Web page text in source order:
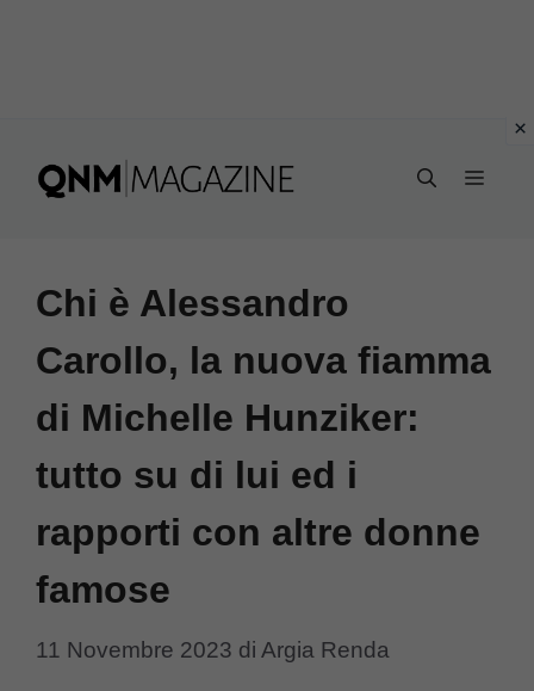
Chi è Alessandro
Carollo, la nuova fiamma
di Michelle Hunziker:
tutto su di lui ed i
rapporti con altre donne
famose
11 Novembre 2023 di Argia Renda